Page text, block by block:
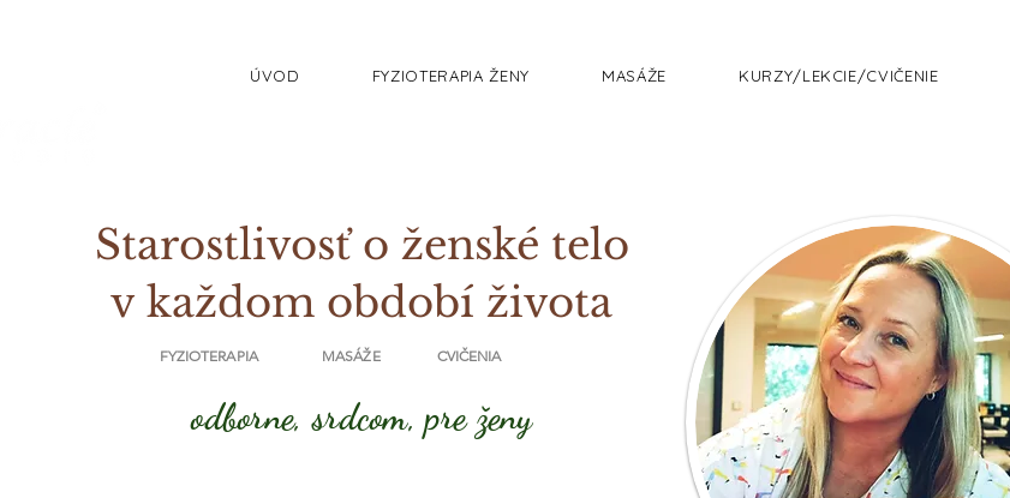
ÚVOD FYZIOTERAPIA ŽENY MASÁŽE KURZY/LEKCIE/CVIČENIE
Starostlivosť o ženské telo
v každom období života
FYZIOTERAPIA MASÁŽE CVIČENIA
odborne, srdcom, pre ženy